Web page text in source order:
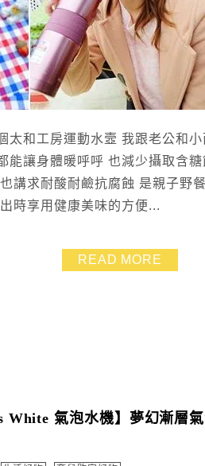
太和工房運動水壼 我跟老公和
能讓身體暖呼呼 也減少攝取含
講求耐酸耐鹼抗腐蝕 是親子野
時享用健康美味的方便...
READ MORE
White 氣泡水機】夢幻漸層